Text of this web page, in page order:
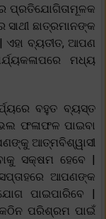
ପ୍ରତିଯୋଗିତାମୂଳକ
ସାଥୀ ଛାତ୍ରମାନଙ୍କ
ଏହା ବ୍ୟତୀତ, ଆପଣ
ମଧ୍ୟ
ବହୁତ ବ୍ୟସ୍ତ
ଫଳାଫଳ ପାଇବା
ଆତ୍ମବିଶ୍ୱାସୀ
ସକ୍ଷମ ହେବେ |
ଆପଣଙ୍କ
ପାଇପାରିବେ |
ପରିଶ୍ରମ ପାଇଁ